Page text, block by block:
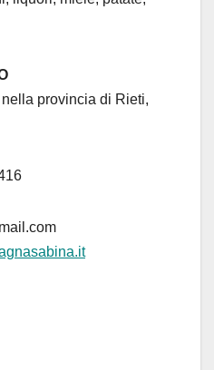
provincia di Rieti,